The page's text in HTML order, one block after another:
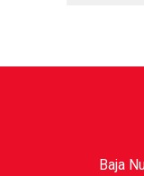
Baja